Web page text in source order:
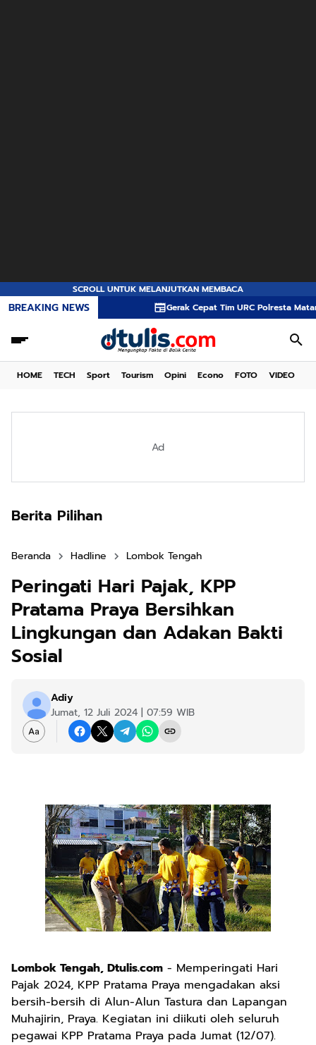
SCROLL UNTUK MELANJUTKAN MEMBACA
BREAKING NEWS Gerak Cepat Tim URC Polresta Mataram
HOME TECH Sport Tourism Opini Econo FOTO VIDEO
Ad
Berita Pilihan
Beranda Hadline Lombok Tengah
Peringati Hari Pajak, KPP
Pratama Praya Bersihkan
Lingkungan dan Adakan Bakti
Sosial
Adiy
Jumat, 12 Juli 2024 | 07:59 WIB
Lombok Tengah, Dtulis.com - Memperingati Hari
Pajak 2024, KPP Pratama Praya mengadakan aksi
bersih-bersih di Alun-Alun Tastura dan Lapangan
Muhajirin, Praya. Kegiatan ini diikuti oleh seluruh
pegawai KPP Pratama Praya pada Jumat (12/07).